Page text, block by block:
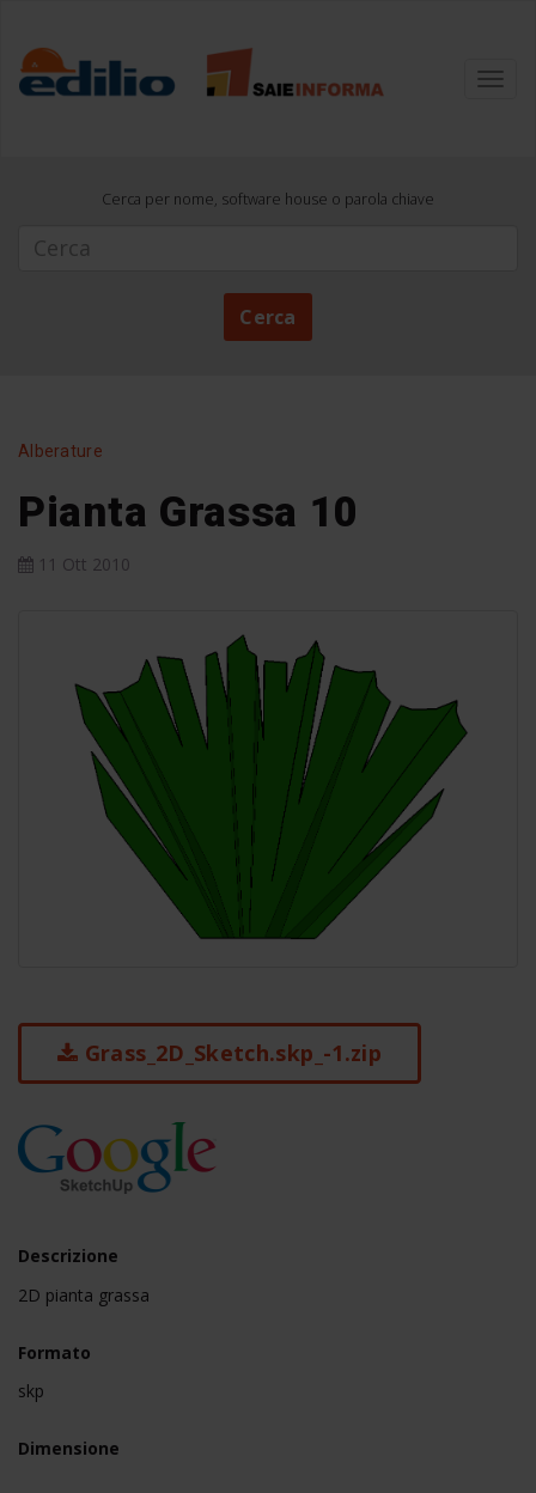
Cerca per nome, software house o parola chiave
Cerca
Alberature
Pianta Grassa 10
11 Ott 2010
Grass_2D_Sketch.skp_-1.zip
Descrizione
2D pianta grassa
Formato
skp
Dimensione